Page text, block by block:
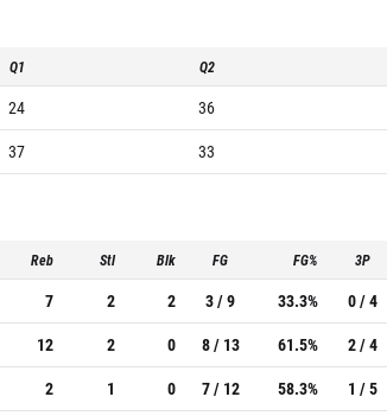
Q1 Q2
24 36
37 33
Reb Stl Blk FG FG% 3P
7 2 2 3 / 9 33.3% 0 / 4
12 2 0 8 / 13 61.5% 2 / 4
2 1 0 7 / 12 58.3% 1 / 5